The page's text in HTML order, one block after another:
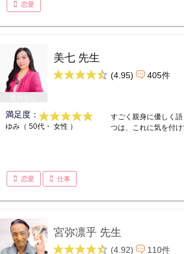
恋愛
美七 先生
(4.95) 405件
満足度：
ゆみ（ 50代・ 女性 ）
すごく親身に優しく
つは、これに気を付
恋愛 仕事
宮弥凛乎 先生
(4.92) 110件